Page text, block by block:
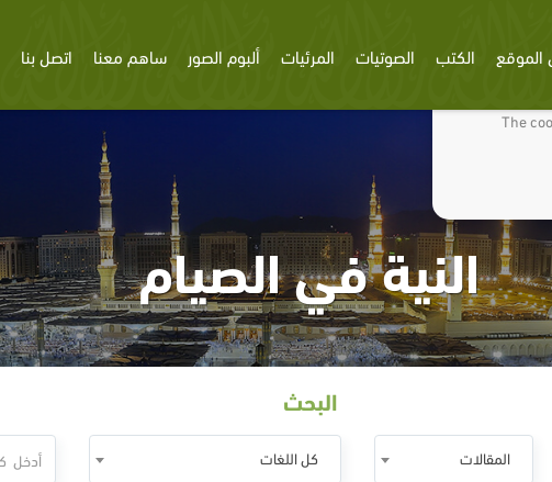
We use
The
الموقع الكتب الصوتيات المرئيات ألبوم الصور ساهم معنا اتصل بنا
النية في الصيام
البحث
المقالات كل اللغات